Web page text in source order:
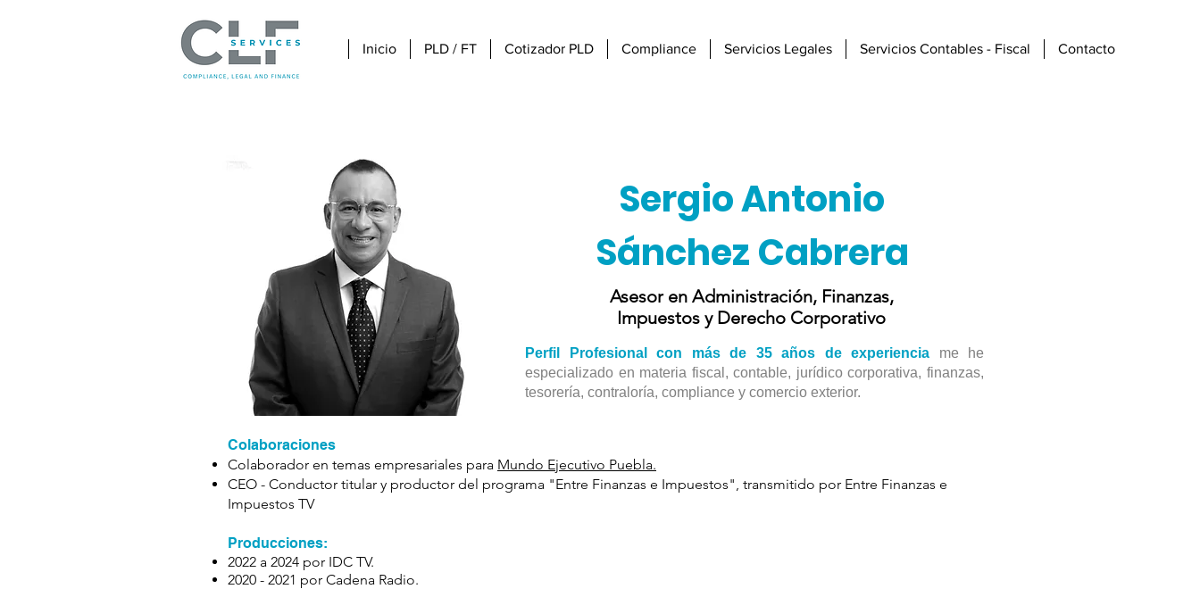
Inicio PLD / FT Cotizador PLD Compliance Servicios Legales Servicios Contables - Fiscal Contacto
Sergio Antonio
Sánchez Cabrera
Asesor en Administración, Finanzas,
Impuestos y Derecho Corporativo
Perfil Profesional con más de 35 años de experiencia me he
especializado en materia fiscal, contable, jurídico corporativa, finanzas,
tesorería, contraloría, compliance y comercio exterior.
Colaboraciones
Colaborador en temas empresariales para Mundo Ejecutivo Puebla.
CEO - Conductor titular y productor del programa "Entre Finanzas e Impuestos", transmitido por Entre Finanzas e
Impuestos TV
Producciones:
2022 a 2024 por IDC TV.
2020 - 2021 por Cadena Radio.